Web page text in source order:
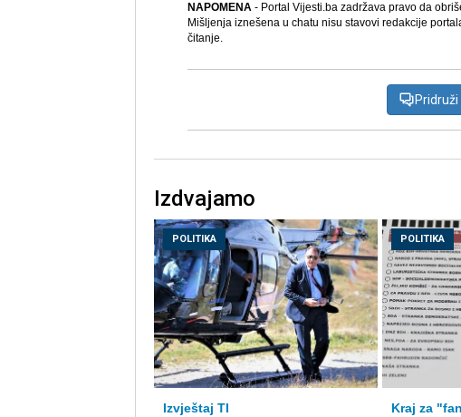
NAPOMENA- Portal Vijesti.ba zadržava pravo da
Mišljenja iznešena u chatu nisu stavovi redakcije
čitanje.
Izdvajamo
POLITIKA
Izvještaj TI
POLITIKA
Kraj za